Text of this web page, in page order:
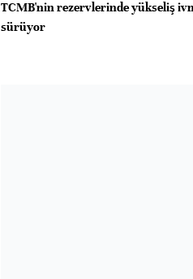
TCMB'nin rezervlerinde yükseliş
sürüyor